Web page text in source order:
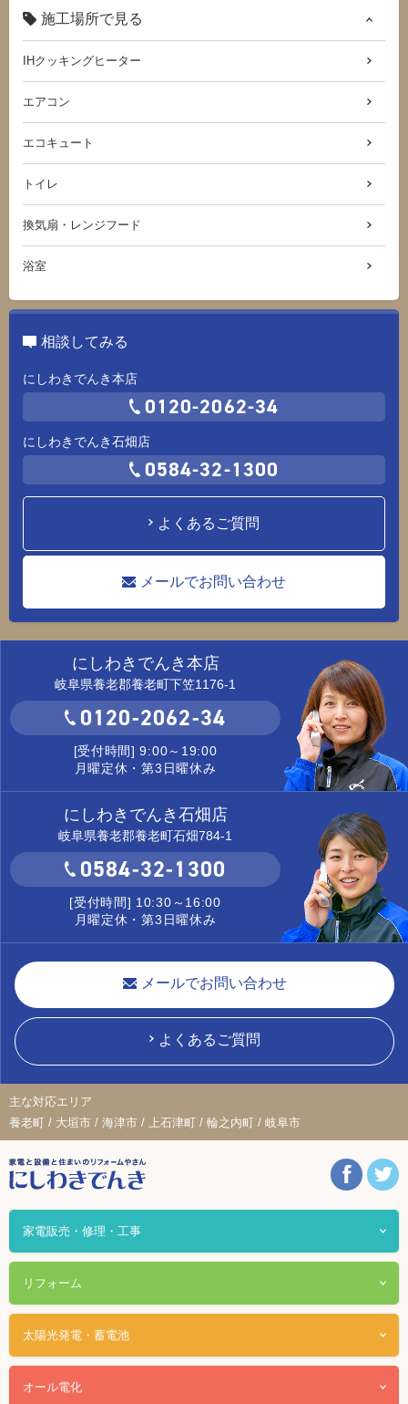
施工場所で見る
IHクッキングヒーター
エアコン
エコキュート
トイレ
換気扇・レンジフード
浴室
相談してみる
にしわきでんき本店
0120-2062-34
にしわきでんき石畑店
0584-32-1300
よくあるご質問
メールでお問い合わせ
にしわきでんき本店
岐阜県養老郡養老町下笠1176-1
0120-2062-34
[受付時間] 9:00～19:00
月曜定休・第3日曜休み
にしわきでんき石畑店
岐阜県養老郡養老町石畑784-1
0584-32-1300
[受付時間] 10:30～16:00
月曜定休・第3日曜休み
メールでお問い合わせ
よくあるご質問
主な対応エリア
養老町 / 大垣市 / 海津市 / 上石津町 / 輪之内町 / 岐阜市
家電販売・修理・工事
リフォーム
太陽光発電・蓄電池
オール電化